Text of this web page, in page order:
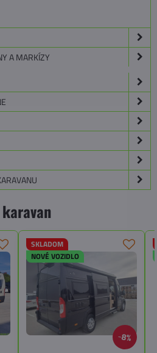
A MARKÍZY
8%
SKLADOM
NOVÉ VOZIDLO